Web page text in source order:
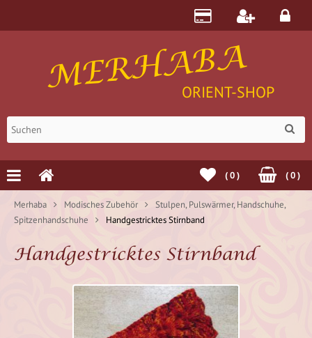
MERHABA
ORIENT-SHOP
(0)
(0)
Merhaba Modisches Zubehör
Stulpen, Pulswärmer, Handschuhe,
Spitzenhandschuhe
Handgestricktes Stirnband
Handgestricktes Stirnband